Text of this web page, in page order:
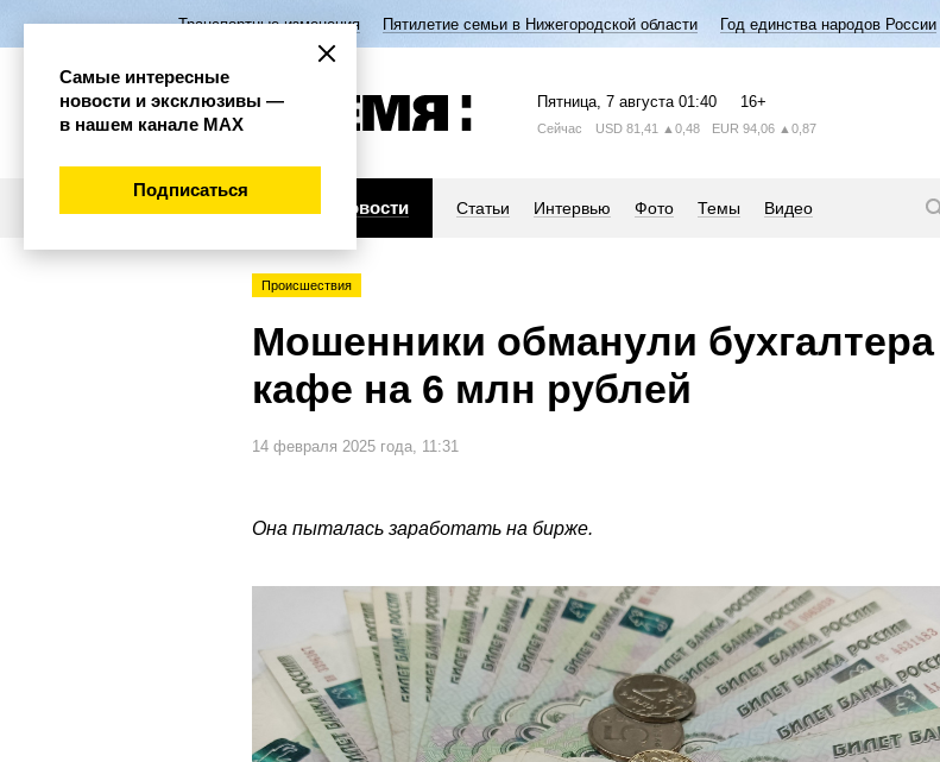
Транспортные изменения Пятилетие семьи в Нижегородской области Год единства народов России
Пятница, 7 августа 01:40 16+
Сейчас USD 81,41 ▲0,48 EUR 94,06 ▲0,87
Новости Статьи Интервью Фото Темы Видео
Происшествия
Мошенники обманули
кафе на 6 млн рублей
14 февраля 2025 года, 11:31
Она пыталась заработать на бирже.
Самые интересные
новости и эксклюзивы —
в нашем канале МАХ
Подписаться